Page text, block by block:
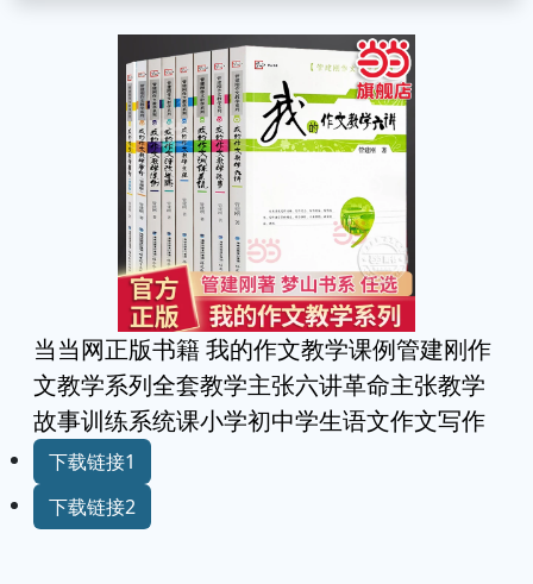
当当网正版书籍 我的作文教学课例管建刚作
文教学系列全套教学主张六讲革命主张教学
故事训练系统课小学初中学生语文作文写作
下载链接1
下载链接2